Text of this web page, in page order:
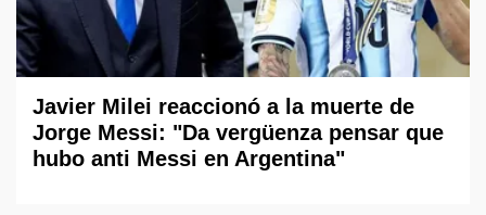
Javier Milei reaccionó a la muerte de
Jorge Messi: "Da vergüenza pensar que
hubo anti Messi en Argentina"